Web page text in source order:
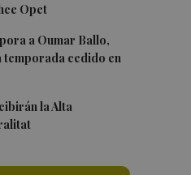
Opet
a Oumar Ballo,
temporada cedido en
la Alta